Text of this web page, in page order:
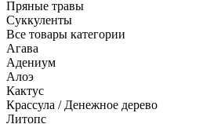
Пряные травы
Суккуленты
Все товары категории
Агава
Адениум
Алоэ
Кактус
Крассула / Денежное дерево
Литопс